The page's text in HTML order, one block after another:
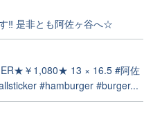
‼️ 是非とも阿佐ヶ谷へ☆
￥1,080★ 13 × 16.5 #阿佐
#hamburger #burger...